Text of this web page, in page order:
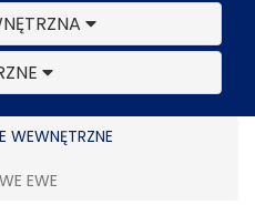
WEWNĘTRZNE
EWE